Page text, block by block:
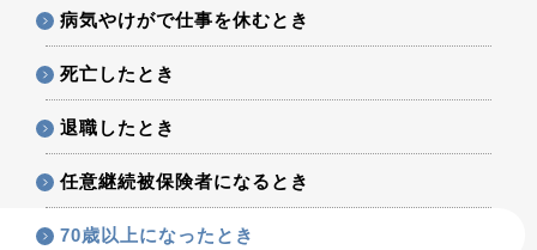
病気やけがで仕事を休むとき
死亡したとき
退職したとき
任意継続被保険者になるとき
70歳以上になったとき